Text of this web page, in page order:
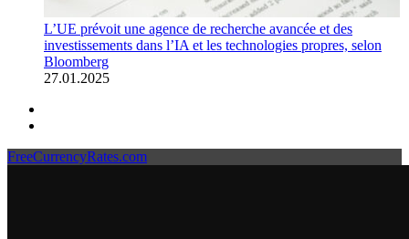
L’UE prévoit une agence de recherche avancée et des
investissements dans l’IA et les technologies propres, selon
Bloomberg
27.01.2025
FreeCurrencyRates.com